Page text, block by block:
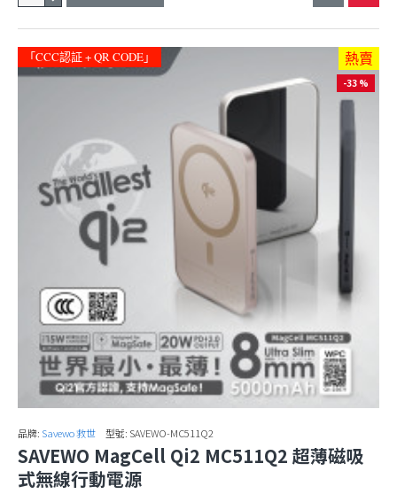
熱賣
「CCC認証 + QR CODE」
-33 %
品牌: Savewo 救世 型號: SAVEWO-MC511Q2
SAVEWO MagCell Qi2 MC511Q2 超薄磁吸
式無線行動電源